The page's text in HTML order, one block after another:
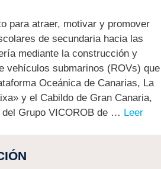
para atraer, motivar y promover
de secundaria hacia las
mediante la construcción y
vehículos submarinos (ROVs) que
Oceánica de Canarias, La
y el Cabildo de Gran Canaria,
Grupo VICOROB de … Leer